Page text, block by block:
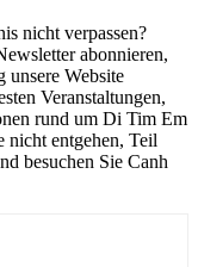
nicht verpassen?
abonnieren,
unsere Website
Veranstaltungen,
rund um Di Tim Em
nicht entgehen, Teil
besuchen Sie Canh